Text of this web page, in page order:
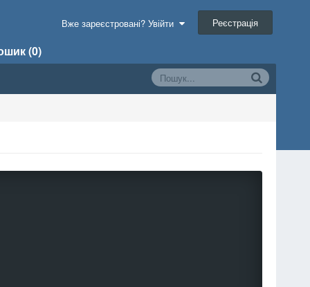
(0)
Вже зареєстровані? Увійти Реєстрація